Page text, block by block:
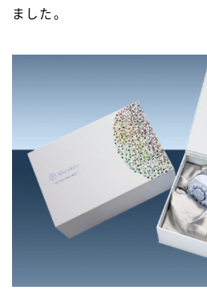
ました。